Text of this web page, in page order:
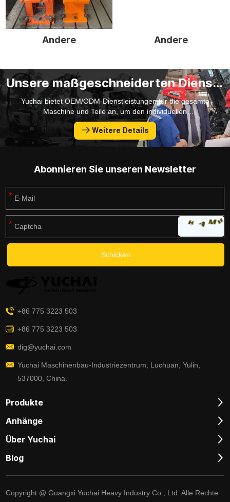
Andere Andere
Unsere maßgeschneiderten Dienstleistungen
Yuchai bietet OEM/ODM-Dienstleistungen für die gesamte
Maschine und Teile an, um den individuellen
Anpassungsbedürfnissen der Kunden gerecht zu werden.
Weitere Details
Abonnieren Sie unseren Newsletter
+86 775 3223 503
+86 775 3223 503
dig@yuchai.com
Yuchai Maschinenbau-Industriezentrum, Luchuan, Yulin,
537000, China.
Produkte
Anhänge
Über Yuchai
Blog
Copyright @ Guangxi Yuchai Heavy Industry Co., Ltd. Alle Rechte